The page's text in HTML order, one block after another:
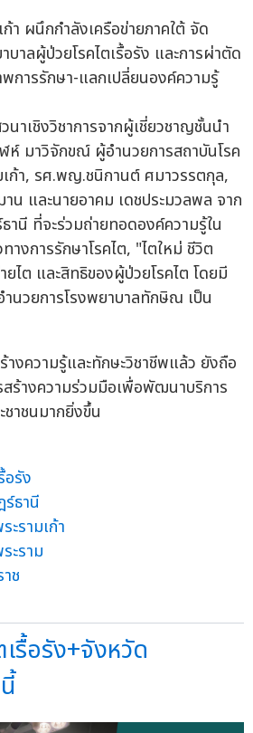
นาเชิงวิชาการจากผู้เชี่ยวชาญชั้นนำ
ห์ มาวิจักขณ์ ผู้อำนวยการสถาบันโรค
เก้า, รศ.พญ.ชนิกานต์ ศมาวรรตกุล,
และนายอาคม เดชประมวลพล จาก
านี ที่จะร่วมถ่ายทอดองค์ความรู้ใน
งการรักษาโรคไต, "ไตใหม่ ชีวิต
ไต และสิทธิของผู้ป่วยโรคไต โดยมี
นวยการโรงพยาบาลทักษิณ เป็น
างความรู้และทักษะวิชาชีพแล้ว ยังถือ
สร้างความร่วมมือเพื่อพัฒนาบริการ
ชาชนมากยิ่งขึ้น
อรัง
ธานี
ะรามเก้า
ะราม
ช
รื้อรัง+จังหวัด